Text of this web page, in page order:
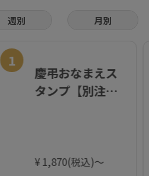
週別 月別
1
慶弔おなまえス
タンプ【別注
¥ 1,870(税込)～